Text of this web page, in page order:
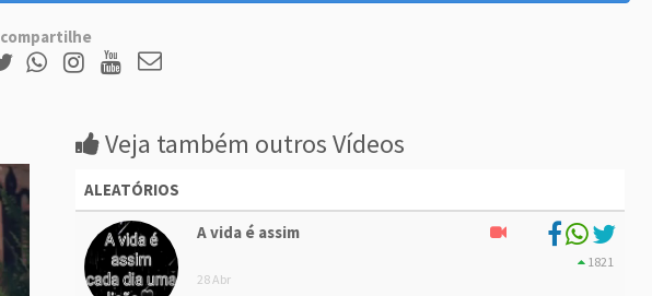
compartilhe
Veja também outros Vídeos
ALEATÓRIOS
A vida é assim
28 Abr
1821